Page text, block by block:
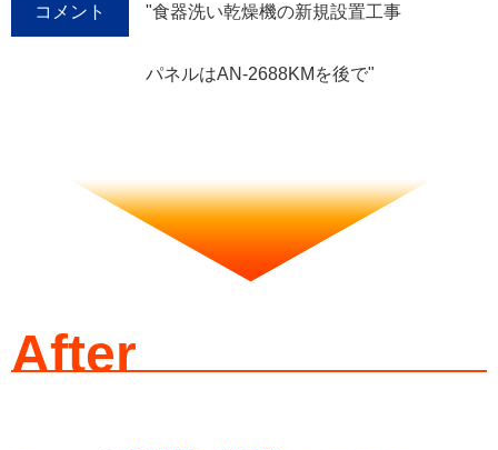
コメント "食器洗い乾燥機の新規設置工事
パネルはAN-2688KMを後で"
After